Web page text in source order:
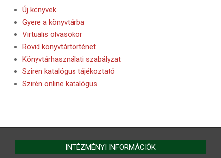
Új könyvek
Gyere a könyvtárba
Virtuális olvasókör
Rövid könyvtártörténet
Könyvtárhasználati szabályzat
Szirén katalógus tájékoztató
Szirén online katalógus
INTÉZMÉNYI INFORMÁCIÓK